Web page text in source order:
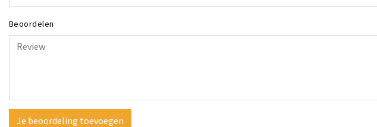
Beoordelen
Je beoordeling toevoegen